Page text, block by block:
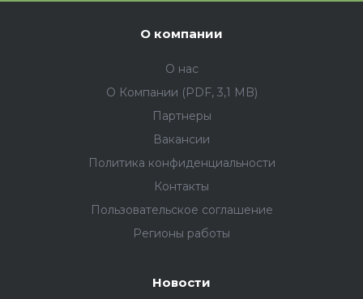
О компании
О нас
О Компании (PDF, 3,1 MB)
Партнеры
Вакансии
Политика конфиденциальности
Контакты
Пользовательское соглашение
Регионы работы
Новости